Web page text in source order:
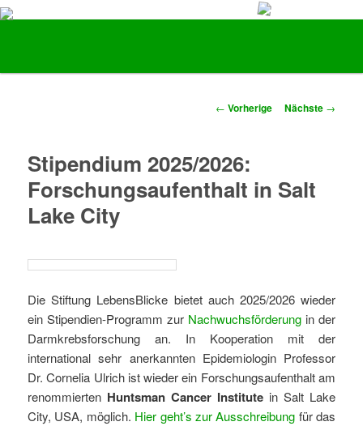
Stiftung LebensBlicke
Artikelnavigation
← Vorherige Nächste →
Stipendium 2025/2026:
Forschungsaufenthalt in Salt
Lake City
Die Stiftung LebensBlicke bietet auch 2025/2026 wieder
ein Stipendien-Programm zur Nachwuchsförderung in der
Darmkrebsforschung an. In Kooperation mit der
international sehr anerkannten Epidemiologin Professor
Dr. Cornelia Ulrich ist wieder ein Forschungsaufenthalt am
renommierten Huntsman Cancer Institute in Salt Lake
City, USA, möglich. Hier geht’s zur Ausschreibung für das